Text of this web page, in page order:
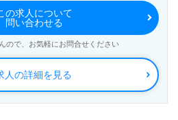
人の詳細を見る
の求人について
問い合わせる
ので、お気軽にお問合せください